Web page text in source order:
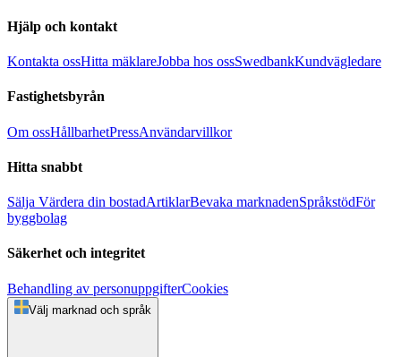
Hjälp och kontakt
Kontakta ossHitta mäklareJobba hos ossSwedbankKundvägledare
Fastighetsbyrån
Om ossHållbarhetPressAnvändarvillkor
Hitta snabbt
Sälja Värdera din bostadArtiklarBevaka marknadenSpråkstödFör
byggbolag
Säkerhet och integritet
Behandling av personuppgifterCookies
Välj marknad och språk